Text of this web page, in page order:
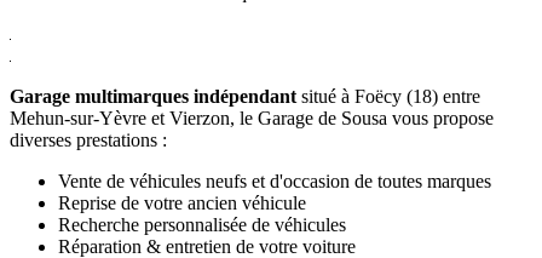
Garage multimarques indépendant situé à Foëcy (18) entre
Mehun-sur-Yèvre et Vierzon, le Garage de Sousa vous propose
diverses prestations :
Vente de véhicules neufs et d'occasion de toutes marques
Reprise de votre ancien véhicule
Recherche personnalisée de véhicules
Réparation & entretien de votre voiture